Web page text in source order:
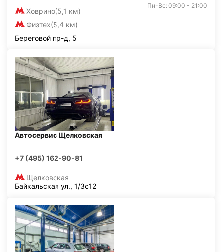
Ховрино(5,1 км)
Физтех(5,4 км)
Пн-Вс: 09:00 - 21:00
Береговой пр-д, 5
Автосервис Щелковская
+7 (495) 162-90-81
Щелковская
Байкальская ул., 1/3с12